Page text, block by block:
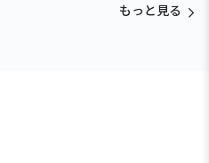
もっと見る